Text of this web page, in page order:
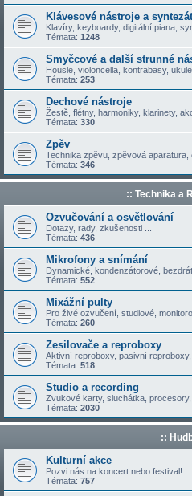
Klávesové nástroje a
Klavíry, keyboardy, digitální piana,
Témata: 1248
Smyčcové a další strunné
Housle, violoncella, kontrabasy,
Témata: 253
Dechové nástroje
Žestě, flétny, harmoniky, klarinety,
Témata: 330
Zpěv
Technika zpěvu, zpěvová aparatura,
Témata: 346
:: Technika a
Ozvučování a osvětlování
Dotazy, rady, zkušenosti ...
Témata: 436
Mikrofony a snímání
Dynamické, kondenzátorové,
Témata: 552
Mixážní pulty
Pro živé ozvučení, studiové,
Témata: 260
Zesilovače a reproboxy
Aktivní reproboxy, pasivní reproboxy,
Témata: 518
Studio a recording
Zvukové karty, sluchátka, procesory,
Témata: 2030
::
Kulturní akce
Pozvi nás na koncert nebo festival!
Témata: 757